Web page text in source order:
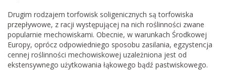
Drugim rodzajem torfowisk soligenicznych są torfowiska
przepływowe, z racji występującej na nich roślinności zwane
popularnie mechowiskami. Obecnie, w warunkach Środkowej
Europy, oprócz odpowiedniego sposobu zasilania, egzystencja
cennej roślinności mechowiskowej uzależniona jest od
ekstensywnego użytkowania łąkowego bądź pastwiskowego.